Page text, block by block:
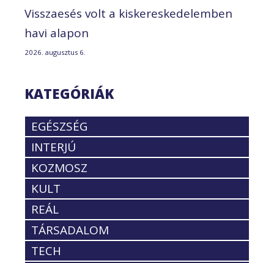
Visszaesés volt a kiskereskedelemben
havi alapon
2026. augusztus 6.
KATEGÓRIÁK
EGÉSZSÉG
INTERJÚ
KOZMOSZ
KULT
REÁL
TÁRSADALOM
TECH